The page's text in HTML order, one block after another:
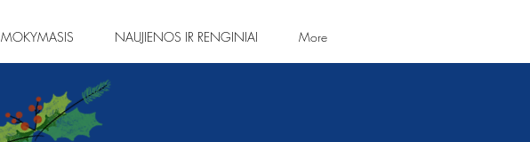
MOKYMASIS NAUJIENOS IR RENGINIAI More